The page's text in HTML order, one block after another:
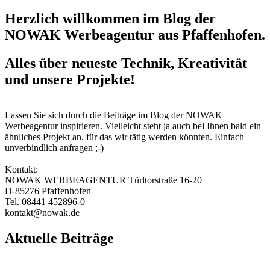
Herzlich willkommen im Blog der
NOWAK Werbeagentur aus Pfaffenhofen.
Alles über neueste Technik, Kreativität
und unsere Projekte!
Lassen Sie sich durch die Beiträge im Blog der NOWAK
Werbeagentur inspirieren. Vielleicht steht ja auch bei Ihnen bald ein
ähnliches Projekt an, für das wir tätig werden könnten. Einfach
unverbindlich anfragen ;-)
Kontakt:
NOWAK WERBEAGENTUR Türltorstraße 16-20
D-85276 Pfaffenhofen
Tel. 08441 452896-0
kontakt@nowak.de
Aktuelle Beiträge